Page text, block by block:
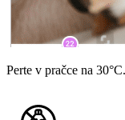
Perte v pračce na